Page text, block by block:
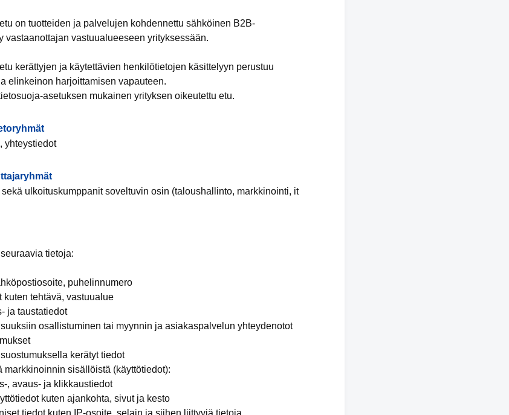
on tuotteiden ja palvelujen kohdennettu sähköinen B2B-
vastaanottajan vastuualueeseen yrityksessään.
kerättyjen ja käytettävien henkilötietojen käsittelyyn perustuu
elinkeinon harjoittamisen vapauteen.
asetuksen mukainen yrityksen oikeutettu etu.
yhteystiedot
ulkoituskumppanit soveltuvin osin (taloushallinto, markkinointi, it
tietoja:
puhelinnumero
kuten tehtävä, vastuualue
ja taustatiedot
osallistuminen tai myynnin ja asiakaspalvelun yhteydenotot
kerätyt tiedot
markkinoinnin sisällöistä (käyttötiedot):
, avaus- ja klikkaustiedot
kuten ajankohta, sivut ja kesto
tiedot kuten IP-osoite, selain ja siihen liittyviä tietoja